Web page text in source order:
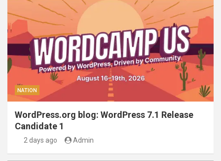
NATION
WordPress.org blog: WordPress 7.1 Release
Candidate 1
2 days ago Admin